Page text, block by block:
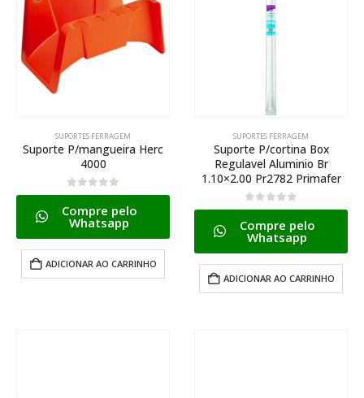
SUPORTES FERRAGEM
Suporte P/mangueira Herc
4000
0de 5
Compre pelo
Whatsapp
ADICIONAR AO CARRINHO
SUPORTES FERRAGEM
Suporte P/cortina Box
Regulavel Aluminio Br
1.10×2.00 Pr2782 Primafer
0de 5
Compre pelo
Whatsapp
ADICIONAR AO CARRINHO